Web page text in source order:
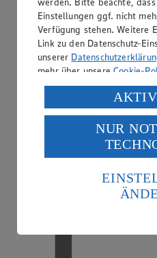
EDEKA Fotoservice
Einstellungen ggf. nicht
Verfügung stehen. Weitere
Link zu den Datenschutz-
unserer
mehr über unsereCookie-
Verarbeitung deiner
USA durch Facebook und
Wenn du auf „Aktivieren“
des Art. 49 Abs. 1 Satz 1 lit.
Daten in den USA
die USA als Land mit einem
Standards nicht
Es besteht das Risiko eines
Informationen zum
NUR